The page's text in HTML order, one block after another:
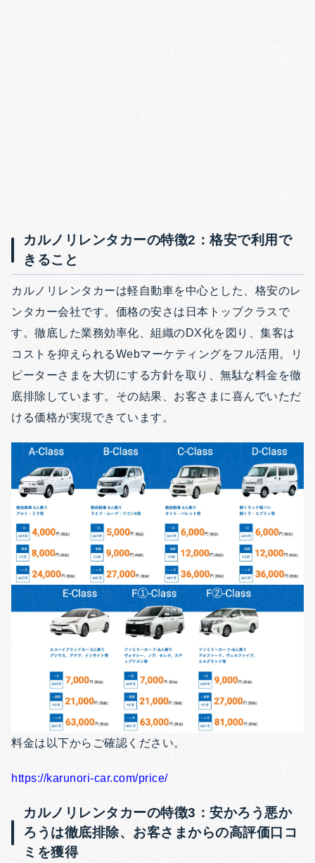
カルノリレンタカーの特徴2：格安で利用で
きること
カルノリレンタカーは軽自動車を中心とした、格安のレ
ンタカー会社です。価格の安さは日本トップクラスで
す。徹底した業務効率化、組織のDX化を図り、集客は
コストを抑えられるWebマーケティングをフル活用。リ
ピーターさまを大切にする方針を取り、無駄な料金を徹
底排除しています。その結果、お客さまに喜んでいただ
ける価格が実現できています。
料金は以下からご確認ください。
https://karunori-car.com/price/
カルノリレンタカーの特徴3：安かろう悪か
ろうは徹底排除、お客さまからの高評価口コ
ミを獲得